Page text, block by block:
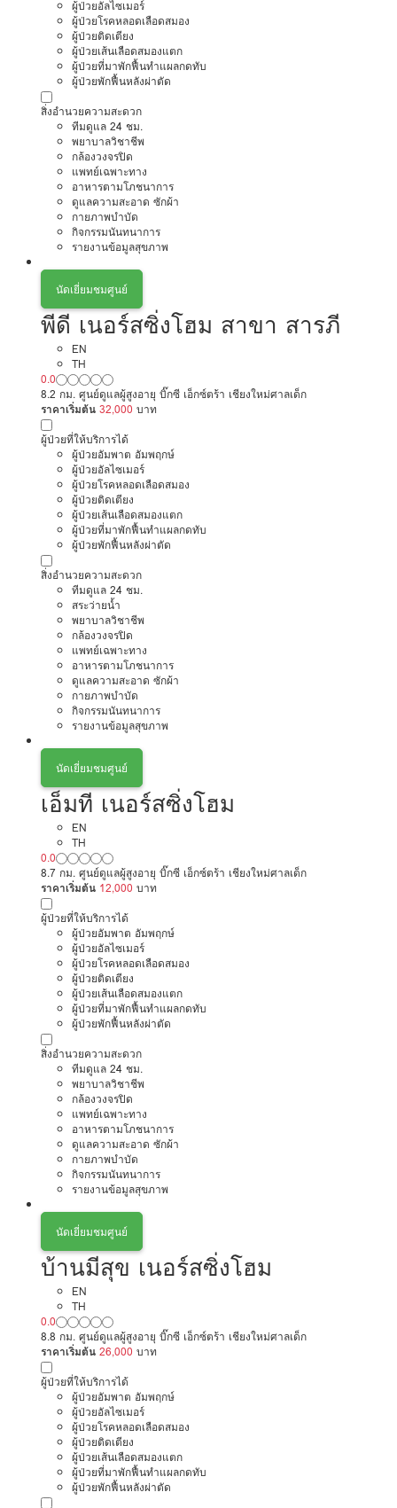
ผู้ป่วยอัลไซเมอร์
ผู้ป่วยโรคหลอดเลือดสมอง
ผู้ป่วยติดเตียง
ผู้ป่วยเส้นเลือดสมองแตก
ผู้ป่วยที่มาพักฟื้นทำแผลกดทับ
ผู้ป่วยพักฟื้นหลังผ่าตัด
สิ่งอำนวยความสะดวก
ทีมดูแล 24 ชม.
พยาบาลวิชาชีพ
กล้องวงจรปิด
แพทย์เฉพาะทาง
อาหารตามโภชนาการ
ดูแลความสะอาด ซักผ้า
กายภาพบำบัด
กิจกรรมนันทนาการ
รายงานข้อมูลสุขภาพ
นัดเยี่ยมชมศูนย์
พีดี เนอร์สซิ่งโฮม สาขา สารภี
EN
TH
0.0
8.2 กม. ศูนย์ดูแลผู้สูงอายุ บิ๊กซี เอ็กซ์ตร้า เชียงใหม่ศาลเด็ก
ราคาเริ่มต้น 32,000 บาท
ผู้ป่วยที่ให้บริการได้
ผู้ป่วยอัมพาต อัมพฤกษ์
ผู้ป่วยอัลไซเมอร์
ผู้ป่วยโรคหลอดเลือดสมอง
ผู้ป่วยติดเตียง
ผู้ป่วยเส้นเลือดสมองแตก
ผู้ป่วยที่มาพักฟื้นทำแผลกดทับ
ผู้ป่วยพักฟื้นหลังผ่าตัด
สิ่งอำนวยความสะดวก
ทีมดูแล 24 ชม.
สระว่ายน้ำ
พยาบาลวิชาชีพ
กล้องวงจรปิด
แพทย์เฉพาะทาง
อาหารตามโภชนาการ
ดูแลความสะอาด ซักผ้า
กายภาพบำบัด
กิจกรรมนันทนาการ
รายงานข้อมูลสุขภาพ
นัดเยี่ยมชมศูนย์
เอ็มที เนอร์สซิ่งโฮม
EN
TH
0.0
8.7 กม. ศูนย์ดูแลผู้สูงอายุ บิ๊กซี เอ็กซ์ตร้า เชียงใหม่ศาลเด็ก
ราคาเริ่มต้น 12,000 บาท
ผู้ป่วยที่ให้บริการได้
ผู้ป่วยอัมพาต อัมพฤกษ์
ผู้ป่วยอัลไซเมอร์
ผู้ป่วยโรคหลอดเลือดสมอง
ผู้ป่วยติดเตียง
ผู้ป่วยเส้นเลือดสมองแตก
ผู้ป่วยที่มาพักฟื้นทำแผลกดทับ
ผู้ป่วยพักฟื้นหลังผ่าตัด
สิ่งอำนวยความสะดวก
ทีมดูแล 24 ชม.
พยาบาลวิชาชีพ
กล้องวงจรปิด
แพทย์เฉพาะทาง
อาหารตามโภชนาการ
ดูแลความสะอาด ซักผ้า
กายภาพบำบัด
กิจกรรมนันทนาการ
รายงานข้อมูลสุขภาพ
นัดเยี่ยมชมศูนย์
บ้านมีสุข เนอร์สซิ่งโฮม
EN
TH
0.0
8.8 กม. ศูนย์ดูแลผู้สูงอายุ บิ๊กซี เอ็กซ์ตร้า เชียงใหม่ศาลเด็ก
ราคาเริ่มต้น 26,000 บาท
ผู้ป่วยที่ให้บริการได้
ผู้ป่วยอัมพาต อัมพฤกษ์
ผู้ป่วยอัลไซเมอร์
ผู้ป่วยโรคหลอดเลือดสมอง
ผู้ป่วยติดเตียง
ผู้ป่วยเส้นเลือดสมองแตก
ผู้ป่วยที่มาพักฟื้นทำแผลกดทับ
ผู้ป่วยพักฟื้นหลังผ่าตัด